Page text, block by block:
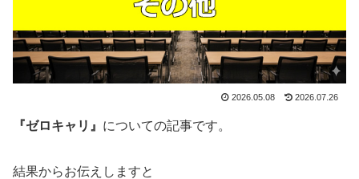
2026.05.08 2026.07.26
『ゼロキャリ』 についての記事です。
結果からお伝えしますと